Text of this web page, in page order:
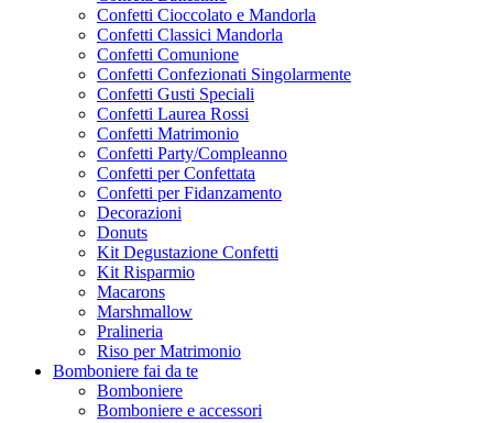
Confetti Cioccolato e Mandorla
Confetti Classici Mandorla
Confetti Comunione
Confetti Confezionati Singolarmente
Confetti Gusti Speciali
Confetti Laurea Rossi
Confetti Matrimonio
Confetti Party/Compleanno
Confetti per Confettata
Confetti per Fidanzamento
Decorazioni
Donuts
Kit Degustazione Confetti
Kit Risparmio
Macarons
Marshmallow
Pralineria
Riso per Matrimonio
Bomboniere fai da te
Bomboniere
Bomboniere e accessori